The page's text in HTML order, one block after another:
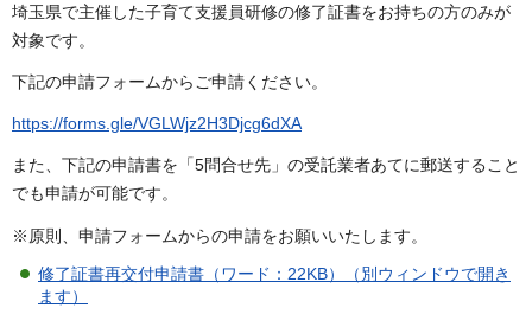
埼玉県で主催した子育て支援員研修の修了証書をお持ちの方のみが
対象です。
下記の申請フォームからご申請ください。
https://forms.gle/VGLWjz2H3Djcg6dXA
また、下記の申請書を「5問合せ先」の受託業者あてに郵送すること
でも申請が可能です。
※原則、申請フォームからの申請をお願いいたします。
修了証書再交付申請書（ワード：22KB）（別ウィンドウで開き
ます）